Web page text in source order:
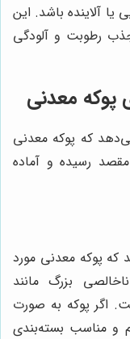
آلاینده باشد. این
رطوبت و آلودگی
پوکه معدنی
که پوکه معدنی
رسیده و آماده
که پوکه معدنی مورد
بزرگ مانند
اگر پوکه به صورت
و مناسب بسته‌بندی